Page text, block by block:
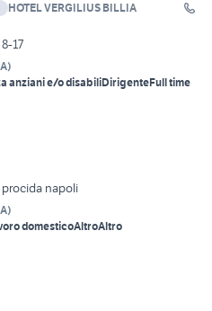
HOTEL VERGILIUS BILLIA
17
)
anziani e/o disabiliDirigenteFull time
napoli
)
domesticoAltroAltro